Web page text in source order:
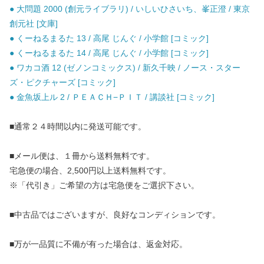
● 大問題 2000 (創元ライブラリ) / いしいひさいち、峯正澄 / 東京
創元社 [文庫]
● くーねるまるた 13 / 高尾 じんぐ / 小学館 [コミック]
● くーねるまるた 14 / 高尾 じんぐ / 小学館 [コミック]
● ワカコ酒 12 (ゼノンコミックス) / 新久千映 / ノース・スター
ズ・ピクチャーズ [コミック]
● 金魚坂上ル 2 / ＰＥＡＣＨ−ＰＩＴ / 講談社 [コミック]
■通常２４時間以内に発送可能です。
■メール便は、１冊から送料無料です。
宅急便の場合、2,500円以上送料無料です。
※「代引き」ご希望の方は宅急便をご選択下さい。
■中古品ではございますが、良好なコンディションです。
■万が一品質に不備が有った場合は、返金対応。